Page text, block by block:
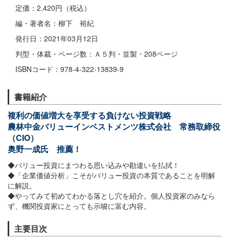
定価：2,420円（税込）
編・著者名：柳下 裕紀
発行日：2021年03月12日
判型・体裁・ページ数：Ａ５判・並製・208ページ
ISBNコード：978-4-322-13839-9
書籍紹介
複利の価値増大を享受する負けない投資戦略
農林中金バリューインベストメンツ株式会社 常務取締役
（CIO）
奥野一成氏 推薦！
◆バリュー投資にまつわる思い込みや勘違いを払拭！
◆「企業価値分析」こそがバリュー投資の本質であることを明解
に解説。
◆やってみて初めてわかる落とし穴を紹介。個人投資家のみなら
ず、機関投資家にとっても示唆に富む内容。
主要目次